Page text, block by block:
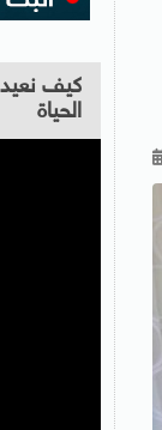
كيف نعيد
الحياة